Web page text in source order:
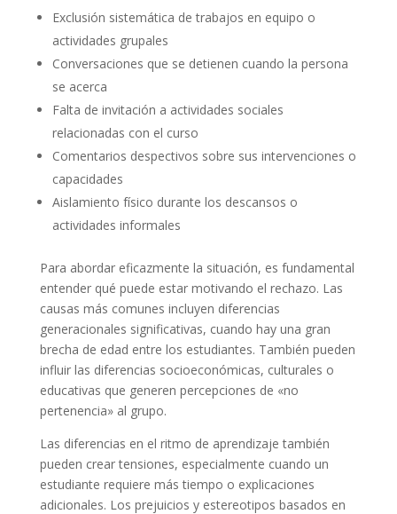
Exclusión sistemática de trabajos en equipo o
actividades grupales
Conversaciones que se detienen cuando la persona
se acerca
Falta de invitación a actividades sociales
relacionadas con el curso
Comentarios despectivos sobre sus intervenciones o
capacidades
Aislamiento físico durante los descansos o
actividades informales
Para abordar eficazmente la situación, es fundamental
entender qué puede estar motivando el rechazo. Las
causas más comunes incluyen diferencias
generacionales significativas, cuando hay una gran
brecha de edad entre los estudiantes. También pueden
influir las diferencias socioeconómicas, culturales o
educativas que generen percepciones de «no
pertenencia» al grupo.
Las diferencias en el ritmo de aprendizaje también
pueden crear tensiones, especialmente cuando un
estudiante requiere más tiempo o explicaciones
adicionales. Los prejuicios y estereotipos basados en